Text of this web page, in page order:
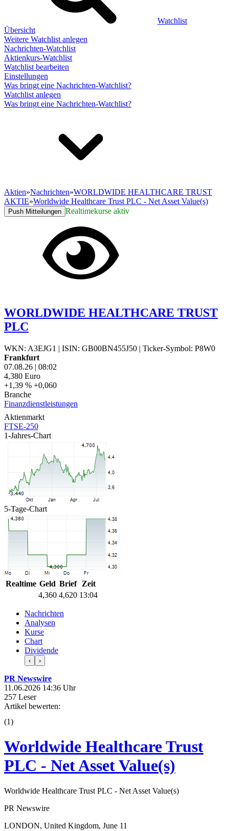
Watchlist
Übersicht
Weitere Watchlist anlegen
Nachrichten-Watchlist
Aktienkurs-Watchlist
Watchlist bearbeiten
Einstellungen
Was bringt eine Nachrichten-Watchlist?
Watchlist anlegen
Was bringt eine Nachrichten-Watchlist?
Aktien»Nachrichten»WORLDWIDE HEALTHCARE TRUST
AKTIE»Worldwide Healthcare Trust PLC - Net Asset Value(s)
Push Mitteilungen Realtimekurse aktiv
WORLDWIDE HEALTHCARE TRUST
PLC
WKN: A3EJG1 | ISIN: GB00BN455J50 | Ticker-Symbol: P8W0
Frankfurt
07.08.26 | 08:02
4,380 Euro
+1,39 % +0,060
Branche
Finanzdienstleistungen
Aktienmarkt
FTSE-250
1-Jahres-Chart
5-Tage-Chart
Realtime Geld Brief
Zeit
4,360 4,620 13:04
Nachrichten
Analysen
Kurse
Chart
Dividende
‹ ›
PR Newswire
11.06.2026 14:36 Uhr
257 Leser
Artikel bewerten:
(1)
Worldwide Healthcare Trust
PLC - Net Asset Value(s)
Worldwide Healthcare Trust PLC - Net Asset Value(s)
PR Newswire
LONDON, United Kingdom, June 11